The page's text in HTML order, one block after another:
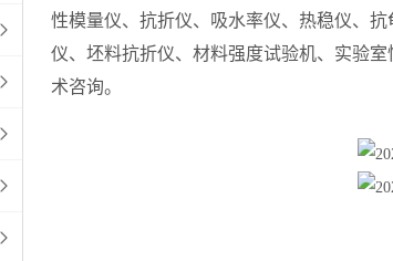
性模量仪、抗折仪、吸水率仪、热稳仪、
仪、坯料抗折仪、材料强度试验机、实验
术咨询。